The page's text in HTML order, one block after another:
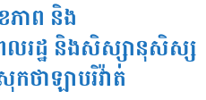
ាព និង
ដ្ឋ និងសិស្សានុសិស្ស
ថាឡាបរិវ៉ាត់